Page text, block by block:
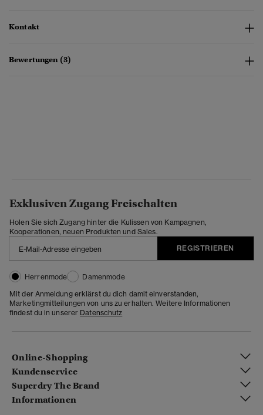
Kontakt
Bewertungen (3)
Exklusiven Zugang Freischalten
Holen Sie sich Zugang hinter die Kulissen von Kampagnen,
Kooperationen, neuen Produkten und Sales.
REGISTRIEREN
Herrenmode
Damenmode
Mit der Anmeldung erklärst du dich damit einverstanden,
Marketingmitteilungen von uns zu erhalten. Weitere Informationen
findest du in unserer Datenschutz
Online-Shopping
Kundenservice
Superdry The Brand
Informationen